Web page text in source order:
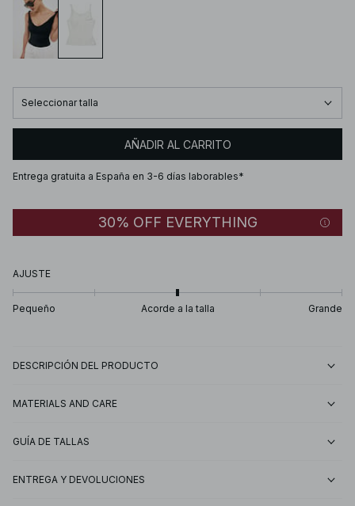
Seleccionar talla
AÑADIR AL CARRITO
Entrega gratuita a España en 3-6 días laborables*
30% OFF EVERYTHING
AJUSTE
Pequeño Acorde a la talla Grande
DESCRIPCIÓN DEL PRODUCTO
MATERIALS AND CARE
GUÍA DE TALLAS
ENTREGA Y DEVOLUCIONES